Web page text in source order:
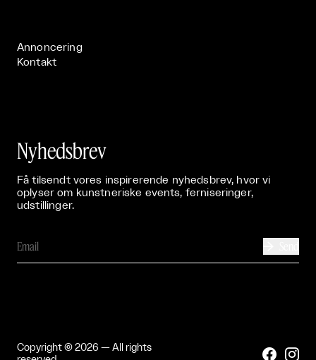
Annoncering
Kontakt
Nyhedsbrev
Få tilsendt vores inspirerende nyhedsbrev, hvor vi
oplyser om kunstneriske events, ferniseringer,
udstillinger.
Copyright © 2026 — All rights
 